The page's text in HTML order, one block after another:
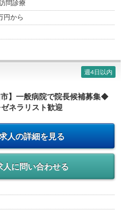
問診療
円から
週4日以内
】一般病院で院長候補募集◆
ネラリスト歓迎
人の詳細を見る
人に問い合わせる